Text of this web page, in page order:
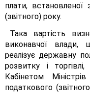
плати,
(звітного) року.
Така вартість
виконавчої влади,
реалізує державну
розвитку і
Кабінетом
податкового